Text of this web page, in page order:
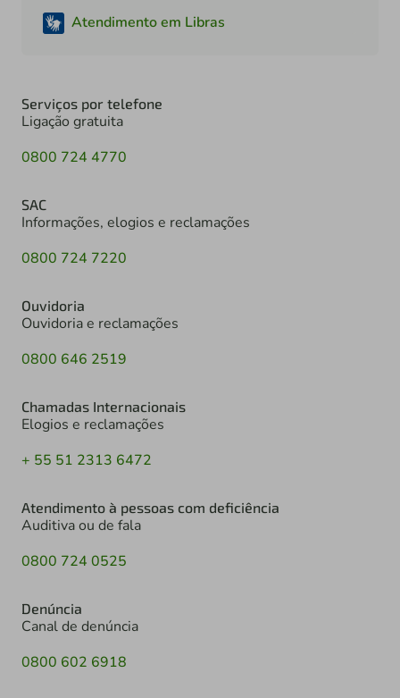
Atendimento em Libras
Serviços por telefone
Ligação gratuita
0800 724 4770
SAC
Informações, elogios e reclamações
0800 724 7220
Ouvidoria
Ouvidoria e reclamações
0800 646 2519
Chamadas Internacionais
Elogios e reclamações
+ 55 51 2313 6472
Atendimento à pessoas com deficiência
Auditiva ou de fala
0800 724 0525
Denúncia
Canal de denúncia
0800 602 6918